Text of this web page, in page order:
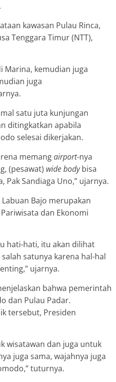
kawasan Pulau Rinca,
Tenggara Timur (NTT),
Marina, kemudian juga
juga
satu juta kunjungan
ditingkatkan apabila
selesai dikerjakan.
memangairport-nya
(pesawat) wide bodybisa
Pak Sandiaga Uno,” ujarnya.
Bajo merupakan
dan Ekonomi
hati-hati, itu akan dilihat
satunya karena hal-hal
ujarnya.
bahwa pemerintah
dan Pulau Padar.
tersebut, Presiden
wisatawan dan juga untuk
juga sama, wajahnya juga
tuturnya.